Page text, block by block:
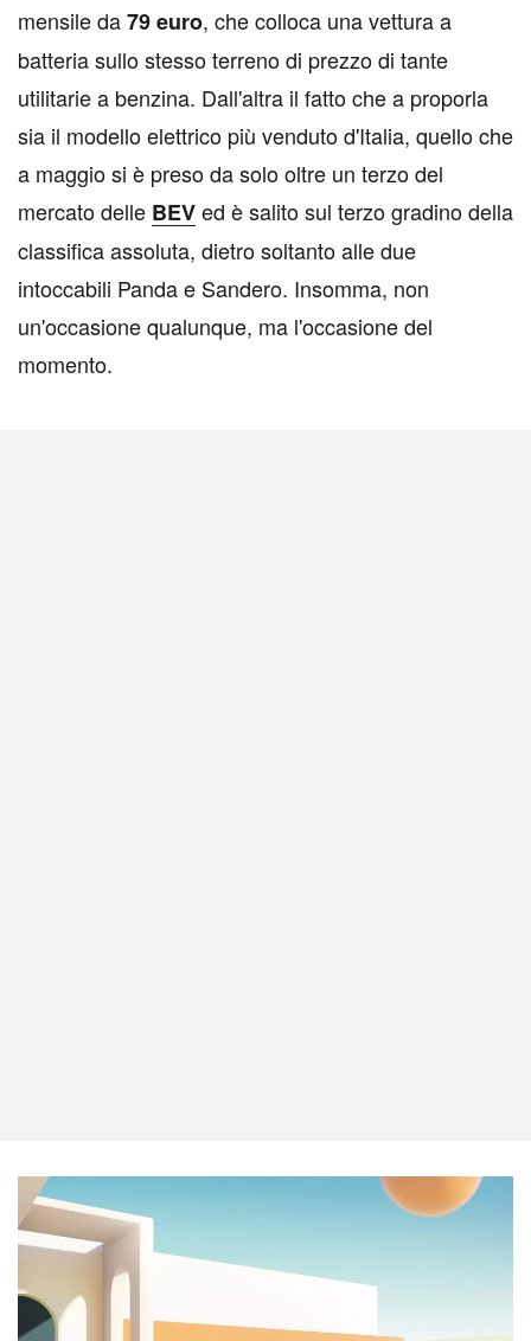
mensile da79 euro, che colloca una vettura a
batteria sullo stesso terreno di prezzo di tante
utilitarie a benzina. Dall'altra il fatto che a proporla
sia il modello elettrico più venduto d'Italia, quello che
a maggio si è preso da solo oltre un terzo del
mercato delle BEVed è salito sul terzo gradino della
classifica assoluta, dietro soltanto alle due
intoccabili Panda e Sandero. Insomma, non
un'occasione qualunque, ma l'occasione del
momento.